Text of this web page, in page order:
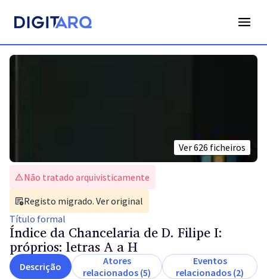
Não tratado arquivisticamente
Registo migrado. Ver original
Título formal
Índice da Chancelaria de D. Filipe I:
próprios: letras A a H
Ver626 ficheiros
Descrição
Atores
relacionados (5)
Eventos
relacionados (2)